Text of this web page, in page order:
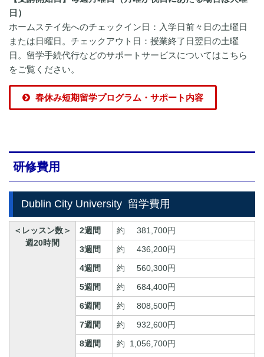
日）
ホームステイ先へのチェックイン日：入学日前々日の土曜日
または日曜日。チェックアウト日：授業終了日翌日の土曜
日。留学手続代行などのサポートサービスについてはこちら
をご覧ください。
春休み短期留学プログラム・サポート内容
研修費用
Dublin City University 留学費用
＜レッスン数＞
週20時間
2週間 約
381,700円
3週間
約
436,200円
4週間
約
560,300円
5週間
約
684,400円
6週間
約
808,500円
7週間
約
932,600円
8週間
約 1,056,700円